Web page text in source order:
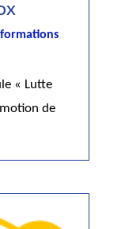
« Lutte
de